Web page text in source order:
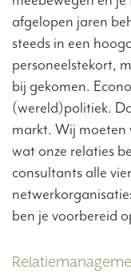
afgelopen jaren
steeds in een
personeelstekort,
bij gekomen.
(wereld)politiek.
markt. Wij moeten
wat onze relaties
consultants alle
ben je voorbereid